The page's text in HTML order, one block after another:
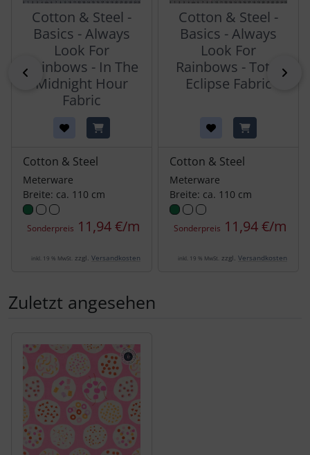
zurück
Cotton & Steel -
Basics - Always
Look For
Rainbows - In The
Midnight Hour
Fabric
Cotton & Steel
Meterware
Breite: ca. 110 cm
Sonderpreis 11,94 €/m
inkl. 19 % MwSt. zzgl. Versandkosten
Cotton & Steel -
Basics - Always
Look For
Rainbows - Total
Eclipse Fabric
Cotton & Steel
Meterware
Breite: ca. 110 cm
Sonderpreis 11,94 €/m
inkl. 19 % MwSt. zzgl. Versandkosten
Zuletzt angesehen